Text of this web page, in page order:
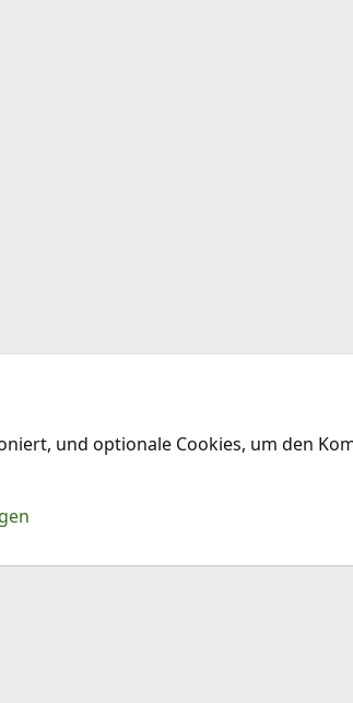
und optionale Cookies, um den